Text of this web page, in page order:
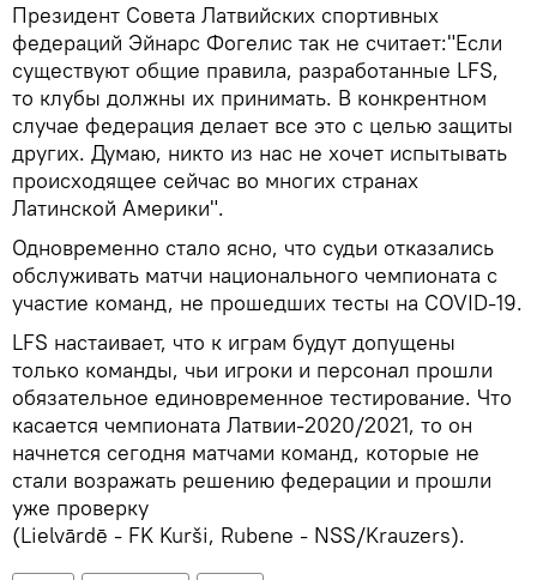
Президент Совета Латвийских спортивных
федераций Эйнарс Фогелис так не считает:"Если
существуют общие правила, разработанные LFS,
то клубы должны их принимать. В конкрентном
случае федерация делает все это с целью защиты
других. Думаю, никто из нас не хочет испытывать
происходящее сейчас во многих странах
Латинской Америки".
Одновременно стало ясно, что судьи отказались
обслуживать матчи национального чемпионата с
участие команд, не прошедших тесты на COVID-19.
LFS настаивает, что к играм будут допущены
только команды, чьи игроки и персонал прошли
обязательное единовременное тестирование. Что
касается чемпионата Латвии-2020/2021, то он
начнется сегодня матчами команд, которые не
стали возражать решению федерации и прошли
уже проверку
(Lielvārdē - FK Kurši, Rubene - NSS/Krauzers).